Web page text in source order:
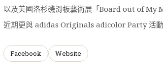
以及美國洛杉磯滑板藝術展「Board out of My
近期更與 adidas Originals adicolor Party 活動
Facebook Website